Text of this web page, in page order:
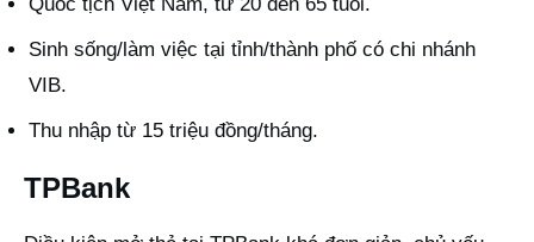
Sinh sống/làm việc tại tỉnh/thành phố có chi nhánh
VIB.
Thu nhập từ 15 triệu đồng/tháng.
TPBank